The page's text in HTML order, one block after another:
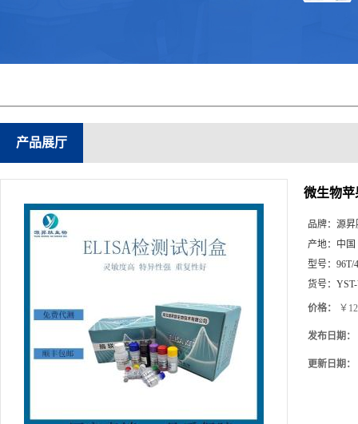
产品展厅
微生物
品牌： 源昇
产地： 中国
型号： 96T/
货号：
价格： ￥
发布日期：
更新日期：